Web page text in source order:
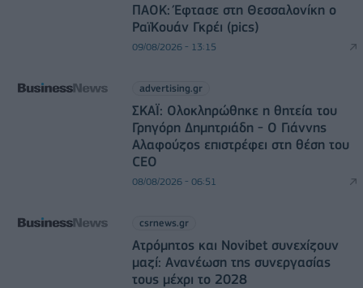
ΠΑΟΚ: Έφτασε στη Θεσσαλονίκη ο
ΡαϊΚουάν Γκρέι (pics)
09/08/2026 - 13:15
advertising.gr
ΣΚΑΪ: Ολοκληρώθηκε η θητεία του
Γρηγόρη Δημητριάδη - Ο Γιάννης
Αλαφούζος επιστρέφει στη θέση του
CEO
08/08/2026 - 06:51
csrnews.gr
Ατρόμητος και Novibet συνεχίζουν
μαζί: Ανανέωση της συνεργασίας
τους μέχρι το 2028